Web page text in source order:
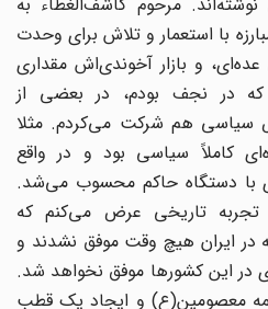
با استعمار و تلاش برای وحدت
و بازار آخوندی‌اش مقداری
در نجف بودم، در بعضی از
سیاسی هم شرکت می‌کردم. مثلا
کاملاً سیاسی بود و در واقع
با دستگاه حاکم محسوب می‌شد.
تاریخی عرض می‌کنم که
ایران هیچ وقت موفق نشدند و
این کشورها موفق نخواهد شد.
معصومین(ع) و ایجاد یک قطب